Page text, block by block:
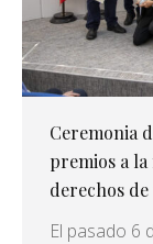
Ceremonia
premios a
derechos
El pasado 6